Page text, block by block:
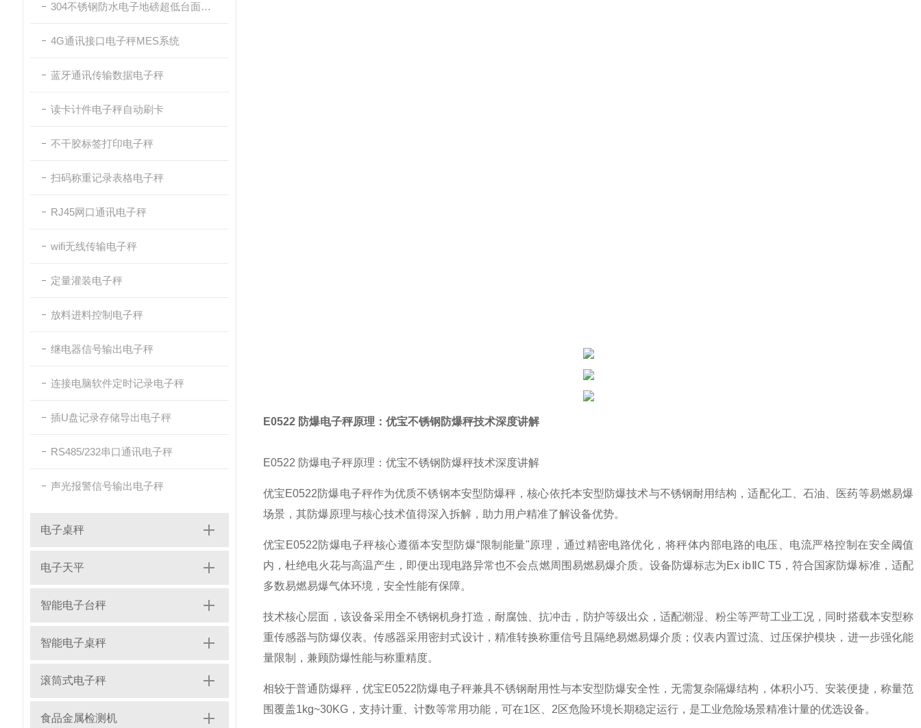
304不锈钢防水电子地磅超低台面带斜坡
4G通讯接口电子秤MES系统
蓝牙通讯传输数据电子秤
读卡计件电子秤自动刷卡
不干胶标签打印电子秤
扫码称重记录表格电子秤
RJ45网口通讯电子秤
wifi无线传输电子秤
定量灌装电子秤
放料进料控制电子秤
继电器信号输出电子秤
连接电脑软件定时记录电子秤
插U盘记录存储导出电子秤
RS485/232串口通讯电子秤
声光报警信号输出电子秤
电子桌秤
电子天平
智能电子台秤
智能电子桌秤
滚筒式电子秤
食品金属检测机
E0522 防爆电子秤原理：优宝不锈钢防爆秤技术深度讲解
E0522 防爆电子秤原理：优宝不锈钢防爆秤技术深度讲解
优宝E0522防爆电子秤作为优质不锈钢本安型防爆秤，核心依托本安型防爆技术与不锈钢耐用结构，适配化工、石油、医药等易燃易爆
场景，其防爆原理与核心技术值得深入拆解，助力用户精准了解设备优势。
优宝E0522防爆电子秤核心遵循本安型防爆“限制能量"原理，通过精密电路优化，将秤体内部电路的电压、电流严格控制在安全阈值
内，杜绝电火花与高温产生，即便出现电路异常也不会点燃周围易燃易爆介质。设备防爆标志为Ex ibⅡC T5，符合国家防爆标准，适配
多数易燃易爆气体环境，安全性能有保障。
技术核心层面，该设备采用全不锈钢机身打造，耐腐蚀、抗冲击，防护等级出众，适配潮湿、粉尘等严苛工业工况，同时搭载本安型称
重传感器与防爆仪表。传感器采用密封式设计，精准转换称重信号且隔绝易燃易爆介质；仪表内置过流、过压保护模块，进一步强化能
量限制，兼顾防爆性能与称重精度。
相较于普通防爆秤，优宝E0522防爆电子秤兼具不锈钢耐用性与本安型防爆安全性，无需复杂隔爆结构，体积小巧、安装便捷，称量范
围覆盖1kg~30KG，支持计重、计数等常用功能，可在1区、2区危险环境长期稳定运行，是工业危险场景精准计量的优选设备。